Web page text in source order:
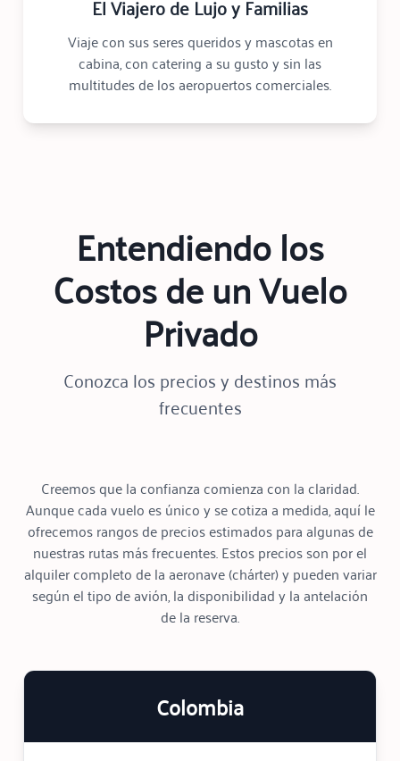
El Viajero de Lujo y Familias
Viaje con sus seres queridos y mascotas en
cabina, con catering a su gusto y sin las
multitudes de los aeropuertos comerciales.
Entendiendo los
Costos de un Vuelo
Privado
Conozca los precios y destinos más
frecuentes
Creemos que la confianza comienza con la claridad.
Aunque cada vuelo es único y se cotiza a medida, aquí le
ofrecemos rangos de precios estimados para algunas de
nuestras rutas más frecuentes. Estos precios son por el
alquiler completo de la aeronave (chárter) y pueden variar
según el tipo de avión, la disponibilidad y la antelación
de la reserva.
Colombia